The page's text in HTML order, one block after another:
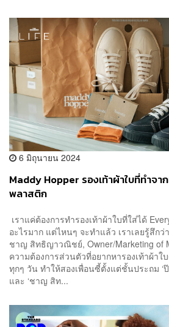
6 มิถุนายน 2024
Maddy Hopper รองเท้าผ้าใบที่ทำจา
พลาสติก
เราแค่ต้องการทำรองเท้าผ้าใบที่ใส่ได้
อะไรมาก แต่ไหนๆ จะทำแล้ว เราเลยรู้สึก
ชาญ สิทธิญาวณิชย์, Owner/Marketing
ความต้องการส่วนตัวที่อยากหารองเท้าผ้า
ทุกๆ วัน ทำให้สองเพื่อนซี้ตั้งแต่ชั้นประถม ‘
และ ‘ชาญ สิท...